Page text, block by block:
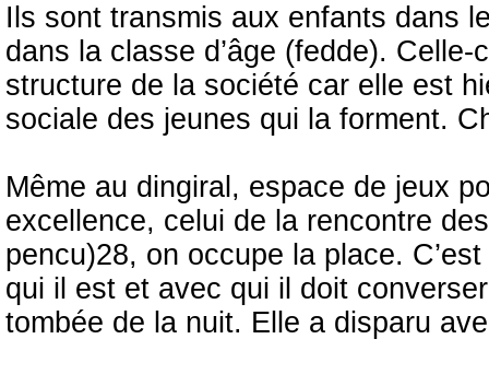
Ils sont transmis aux enfants dans
dans la classe d’âge (fedde).
structure de la société car elle est
sociale des jeunes qui la forment.
Même au dingiral, espace de jeux
excellence, celui de la rencontre
pencu)28, on occupe la place.
qui il est et avec qui il doit
tombée de la nuit. Elle a disparu